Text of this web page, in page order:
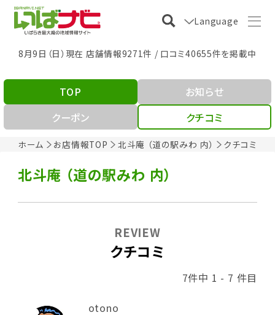
Language
8月9日（日）現在 店舗情報9271件 / 口コミ40655件を掲載中
ホーム お店情報TOP 北斗庵 （道の駅みわ 内） クチコミ
TOP
お知らせ
クーポン
クチコミ
北斗庵 （道の駅みわ 内）
クチコミ
REVIEW
7件中 1 - 7 件目
otono